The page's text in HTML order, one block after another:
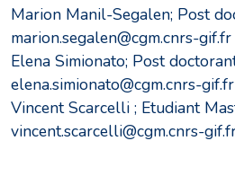
Marion Manil-Segalen; Post
marion.segalen@cgm.cnrs-gif.fr
Elena Simionato; Post
elena.simionato@cgm.cnrs-gif.fr
Vincent Scarcelli ; Etudiant
vincent.scarcelli@cgm.cnrs-